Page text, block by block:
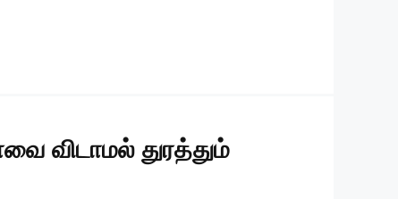
விடாமல் துரத்தும்